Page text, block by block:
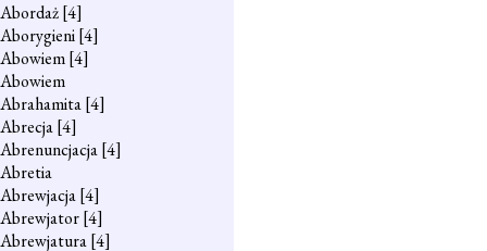
Abordaż[4]
Aborygieni[4]
Abowiem[4]
Abowiem
Abrahamita[4]
Abrecja[4]
Abrenuncjacja[4]
Abretia
Abrewjacja[4]
Abrewjator[4]
Abrewjatura[4]